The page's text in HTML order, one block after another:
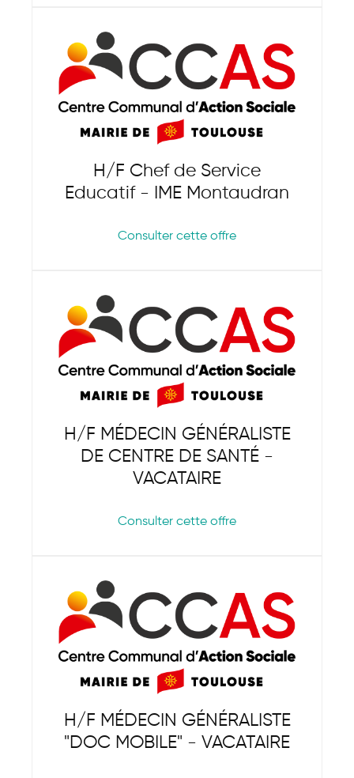
H/F Chef de Service
Educatif - IME Montaudran
Consulter cette offre
H/F MÉDECIN GÉNÉRALISTE
DE CENTRE DE SANTÉ -
VACATAIRE
Consulter cette offre
H/F MÉDECIN GÉNÉRALISTE
"DOC MOBILE" - VACATAIRE